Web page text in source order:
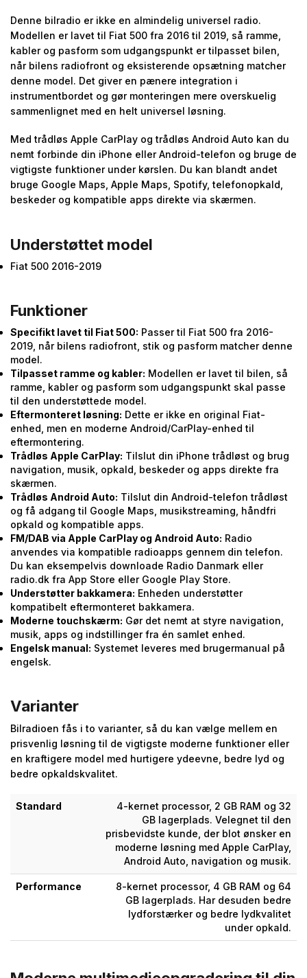
Denne bilradio er ikke en almindelig universel radio.
Modellen er lavet til Fiat 500 fra 2016 til 2019, så ramme,
kabler og pasform som udgangspunkt er tilpasset bilen,
når bilens radiofront og eksisterende opsætning matcher
denne model. Det giver en pænere integration i
instrumentbordet og gør monteringen mere overskuelig
sammenlignet med en helt universel løsning.
Med trådløs Apple CarPlay og trådløs Android Auto kan du
nemt forbinde din iPhone eller Android-telefon og bruge de
vigtigste funktioner under kørslen. Du kan blandt andet
bruge Google Maps, Apple Maps, Spotify, telefonopkald,
beskeder og kompatible apps direkte via skærmen.
Understøttet model
Fiat 500 2016-2019
Funktioner
Specifikt lavet til Fiat 500: Passer til Fiat 500 fra 2016-
2019, når bilens radiofront, stik og pasform matcher denne
model.
Tilpasset ramme og kabler: Modellen er lavet til bilen, så
ramme, kabler og pasform som udgangspunkt skal passe
til den understøttede model.
Eftermonteret løsning: Dette er ikke en original Fiat-
enhed, men en moderne Android/CarPlay-enhed til
eftermontering.
Trådløs Apple CarPlay: Tilslut din iPhone trådløst og brug
navigation, musik, opkald, beskeder og apps direkte fra
skærmen.
Trådløs Android Auto: Tilslut din Android-telefon trådløst
og få adgang til Google Maps, musikstreaming, håndfri
opkald og kompatible apps.
FM/DAB via Apple CarPlay og Android Auto: Radio
anvendes via kompatible radioapps gennem din telefon.
Du kan eksempelvis downloade Radio Danmark eller
radio.dk fra App Store eller Google Play Store.
Understøtter bakkamera: Enheden understøtter
kompatibelt eftermonteret bakkamera.
Moderne touchskærm: Gør det nemt at styre navigation,
musik, apps og indstillinger fra én samlet enhed.
Engelsk manual: Systemet leveres med brugermanual på
engelsk.
Varianter
Bilradioen fås i to varianter, så du kan vælge mellem en
prisvenlig løsning til de vigtigste moderne funktioner eller
en kraftigere model med hurtigere ydeevne, bedre lyd og
bedre opkaldskvalitet.
Standard
4-kernet processor, 2 GB RAM og 32
GB lagerplads. Velegnet til den
prisbevidste kunde, der blot ønsker en
moderne løsning med Apple CarPlay,
Android Auto, navigation og musik.
Performance
8-kernet processor, 4 GB RAM og 64
GB lagerplads. Har desuden bedre
lydforstærker og bedre lydkvalitet
under opkald.